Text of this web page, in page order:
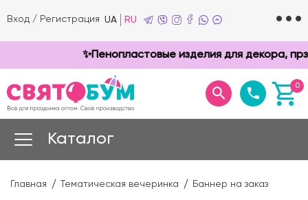
Вход / Регистрация UA RU
✨Пенопластовые изделия для декора,
0
Каталог
Главная Тематическая вечеринка Баннер на заказ